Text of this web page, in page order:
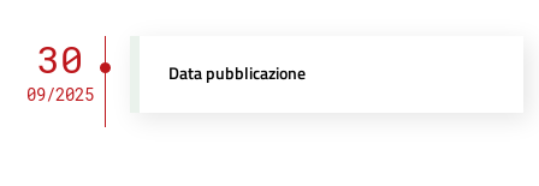
30
09/2025
Data pubblicazione